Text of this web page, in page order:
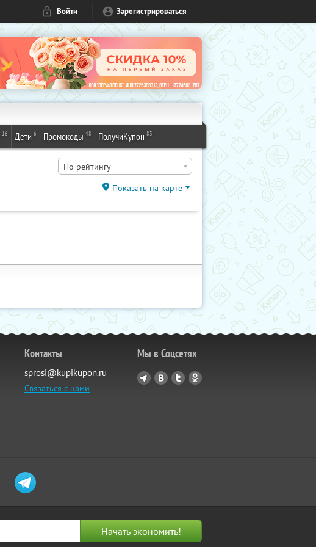
Войти Зарегистрироваться
16 Дети 6 Промокоды 48 ПолучиКупон 83
По рейтингу
Показать на карте
Контакты
sprosi@kupikupon.ru
Связаться с нами
Мы в Соцсетях